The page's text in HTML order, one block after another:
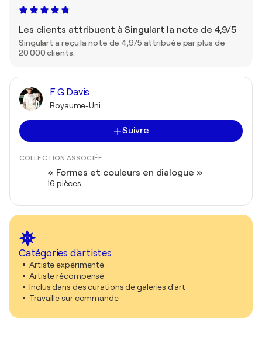
Les clients attribuent à Singulart la note de 4,9/5
Singulart a reçu la note de 4,9/5 attribuée par plus de
20 000 clients.
F G Davis
Royaume-Uni
Suivre
COLLECTION ASSOCIÉE
« Formes et couleurs en dialogue »
16 pièces
Catégories d'artistes
Artiste expérimenté
Artiste récompensé
Inclus dans des curations de galeries d'art
Travaille sur commande